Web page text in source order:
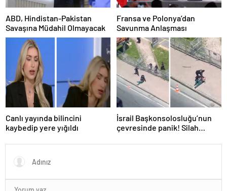
ABD, Hindistan-Pakistan
Savaşına Müdahil Olmayacak
Fransa ve Polonya’dan
Savunma Anlaşması
Canlı yayında bilincini
kaybedip yere yığıldı
İsrail Başkonsolosluğu’nun
çevresinde panik! Silah
açıklama geldi